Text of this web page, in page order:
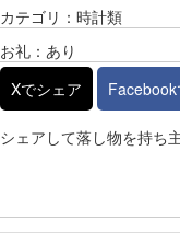
カテゴリ：時計類
お礼：あり
Xでシェア
シェアして落し物を持ち